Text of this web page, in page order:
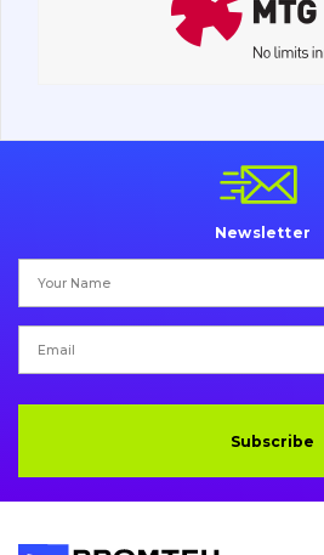
G.E.T
Buffers and pads
Hydraulics
Newsletter
Subscribe